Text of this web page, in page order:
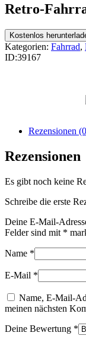
Retro-
Kostenlos
Kategorien: Fahrrad,
ID:39167
Rezensionen
Rezensionen
Es gibt noch keine
Schreibe die erste
Deine E-Mail-
Felder sind mit *
Name *
E-Mail *
Name, E-Mail-
meinen nächsten
Deine Bewertung *